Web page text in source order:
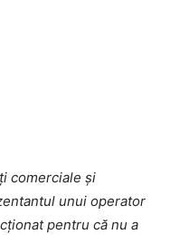
comerciale și
unui operator
pentru că nu a